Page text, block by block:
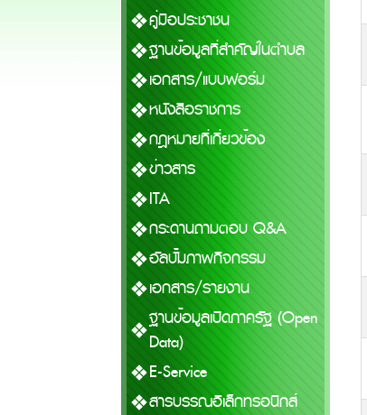
คู่มือประชาชน
ฐานข้อมูลที่สำคัญในตำบล
เอกสาร/แบบฟอร์ม
หนังสือราชการ
กฎหมายที่เกี่ยวข้อง
ข่าวสาร
ITA
กระดานถามตอบ Q&A
อัลบั้มภาพกิจกรรม
เอกสาร/รายงาน
ฐานข้อมูลเปิดภาครัฐ (Open
Data)
E-Service
สารบรรณอิเล็กทรอนิกส์